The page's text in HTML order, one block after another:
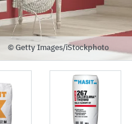
© Getty Images/iStockphoto